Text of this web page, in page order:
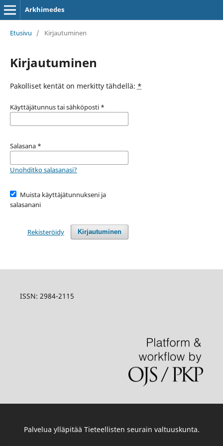
Arkhimedes
Etusivu / Kirjautuminen
Kirjautuminen
Pakolliset kentät on merkitty tähdellä: *
Käyttäjätunnus tai sähköposti *
Salasana *
Unohditko salasanasi?
Muista käyttäjätunnukseni ja
salasanani
Kirjautuminen
Rekisteröidy
ISSN: 2984-2115
Palvelua ylläpitää Tieteellisten seurain valtuuskunta.